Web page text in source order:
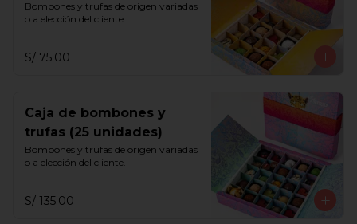
Bombones y trufas de origen variadas
o a elección del cliente.
S/ 75.00
Caja de bombones y
trufas (25 unidades)
Bombones y trufas de origen variadas
o a elección del cliente.
S/ 135.00